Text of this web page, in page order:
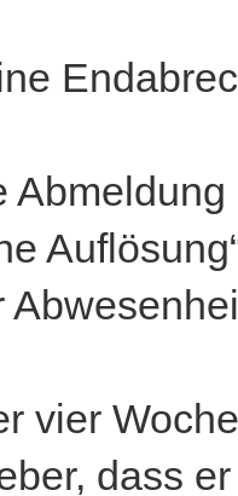
vier
dass